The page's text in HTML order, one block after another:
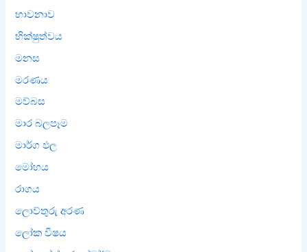
භාවනාව
භික්ෂුත්වය
මනස
මරණය
මව්බස
මාර බලපෑම
මාර්ග ඵල
මෝහය
රාගය
ලොව්තුරු අරණ
ලෝක විෂය